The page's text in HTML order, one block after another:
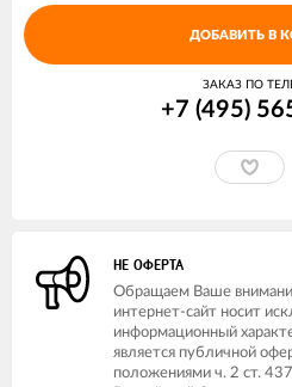
ДОБАВИТЬ В
ЗАКАЗ ПО
+7 (495)
НЕ ОФЕРТА
Обращаем Ваше
интернет-сайт носит
информационный
является публичной
положениями ч. 2 ст.